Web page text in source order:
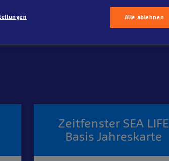
Zeitfenster SEA LIFE
Basis Jahreskarte
Alle ablehnen